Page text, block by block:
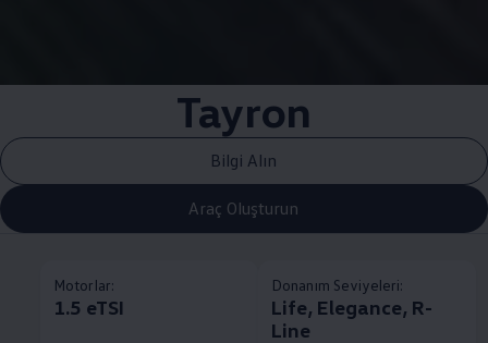
Tayron
Bilgi Alın
Araç Oluşturun
Motorlar:
1.5 eTSI
Donanım Seviyeleri:
Life, Elegance, R-
Line